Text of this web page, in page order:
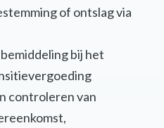
of ontslag via
bij het
controleren van